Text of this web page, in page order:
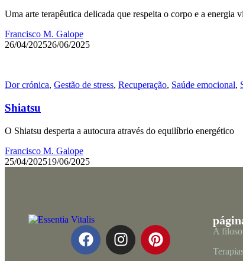
Uma arte terapêutica delicada que respeita o corpo e a energia
Francisco M. Galope
26/04/202526/06/2025
Dor crónica, Gestão de stress, Recuperação, Saúde emocional,
Shiatsu
O Shiatsu desperta a autocura através do equilíbrio energético
Francisco M. Galope
25/04/202519/06/2025
A